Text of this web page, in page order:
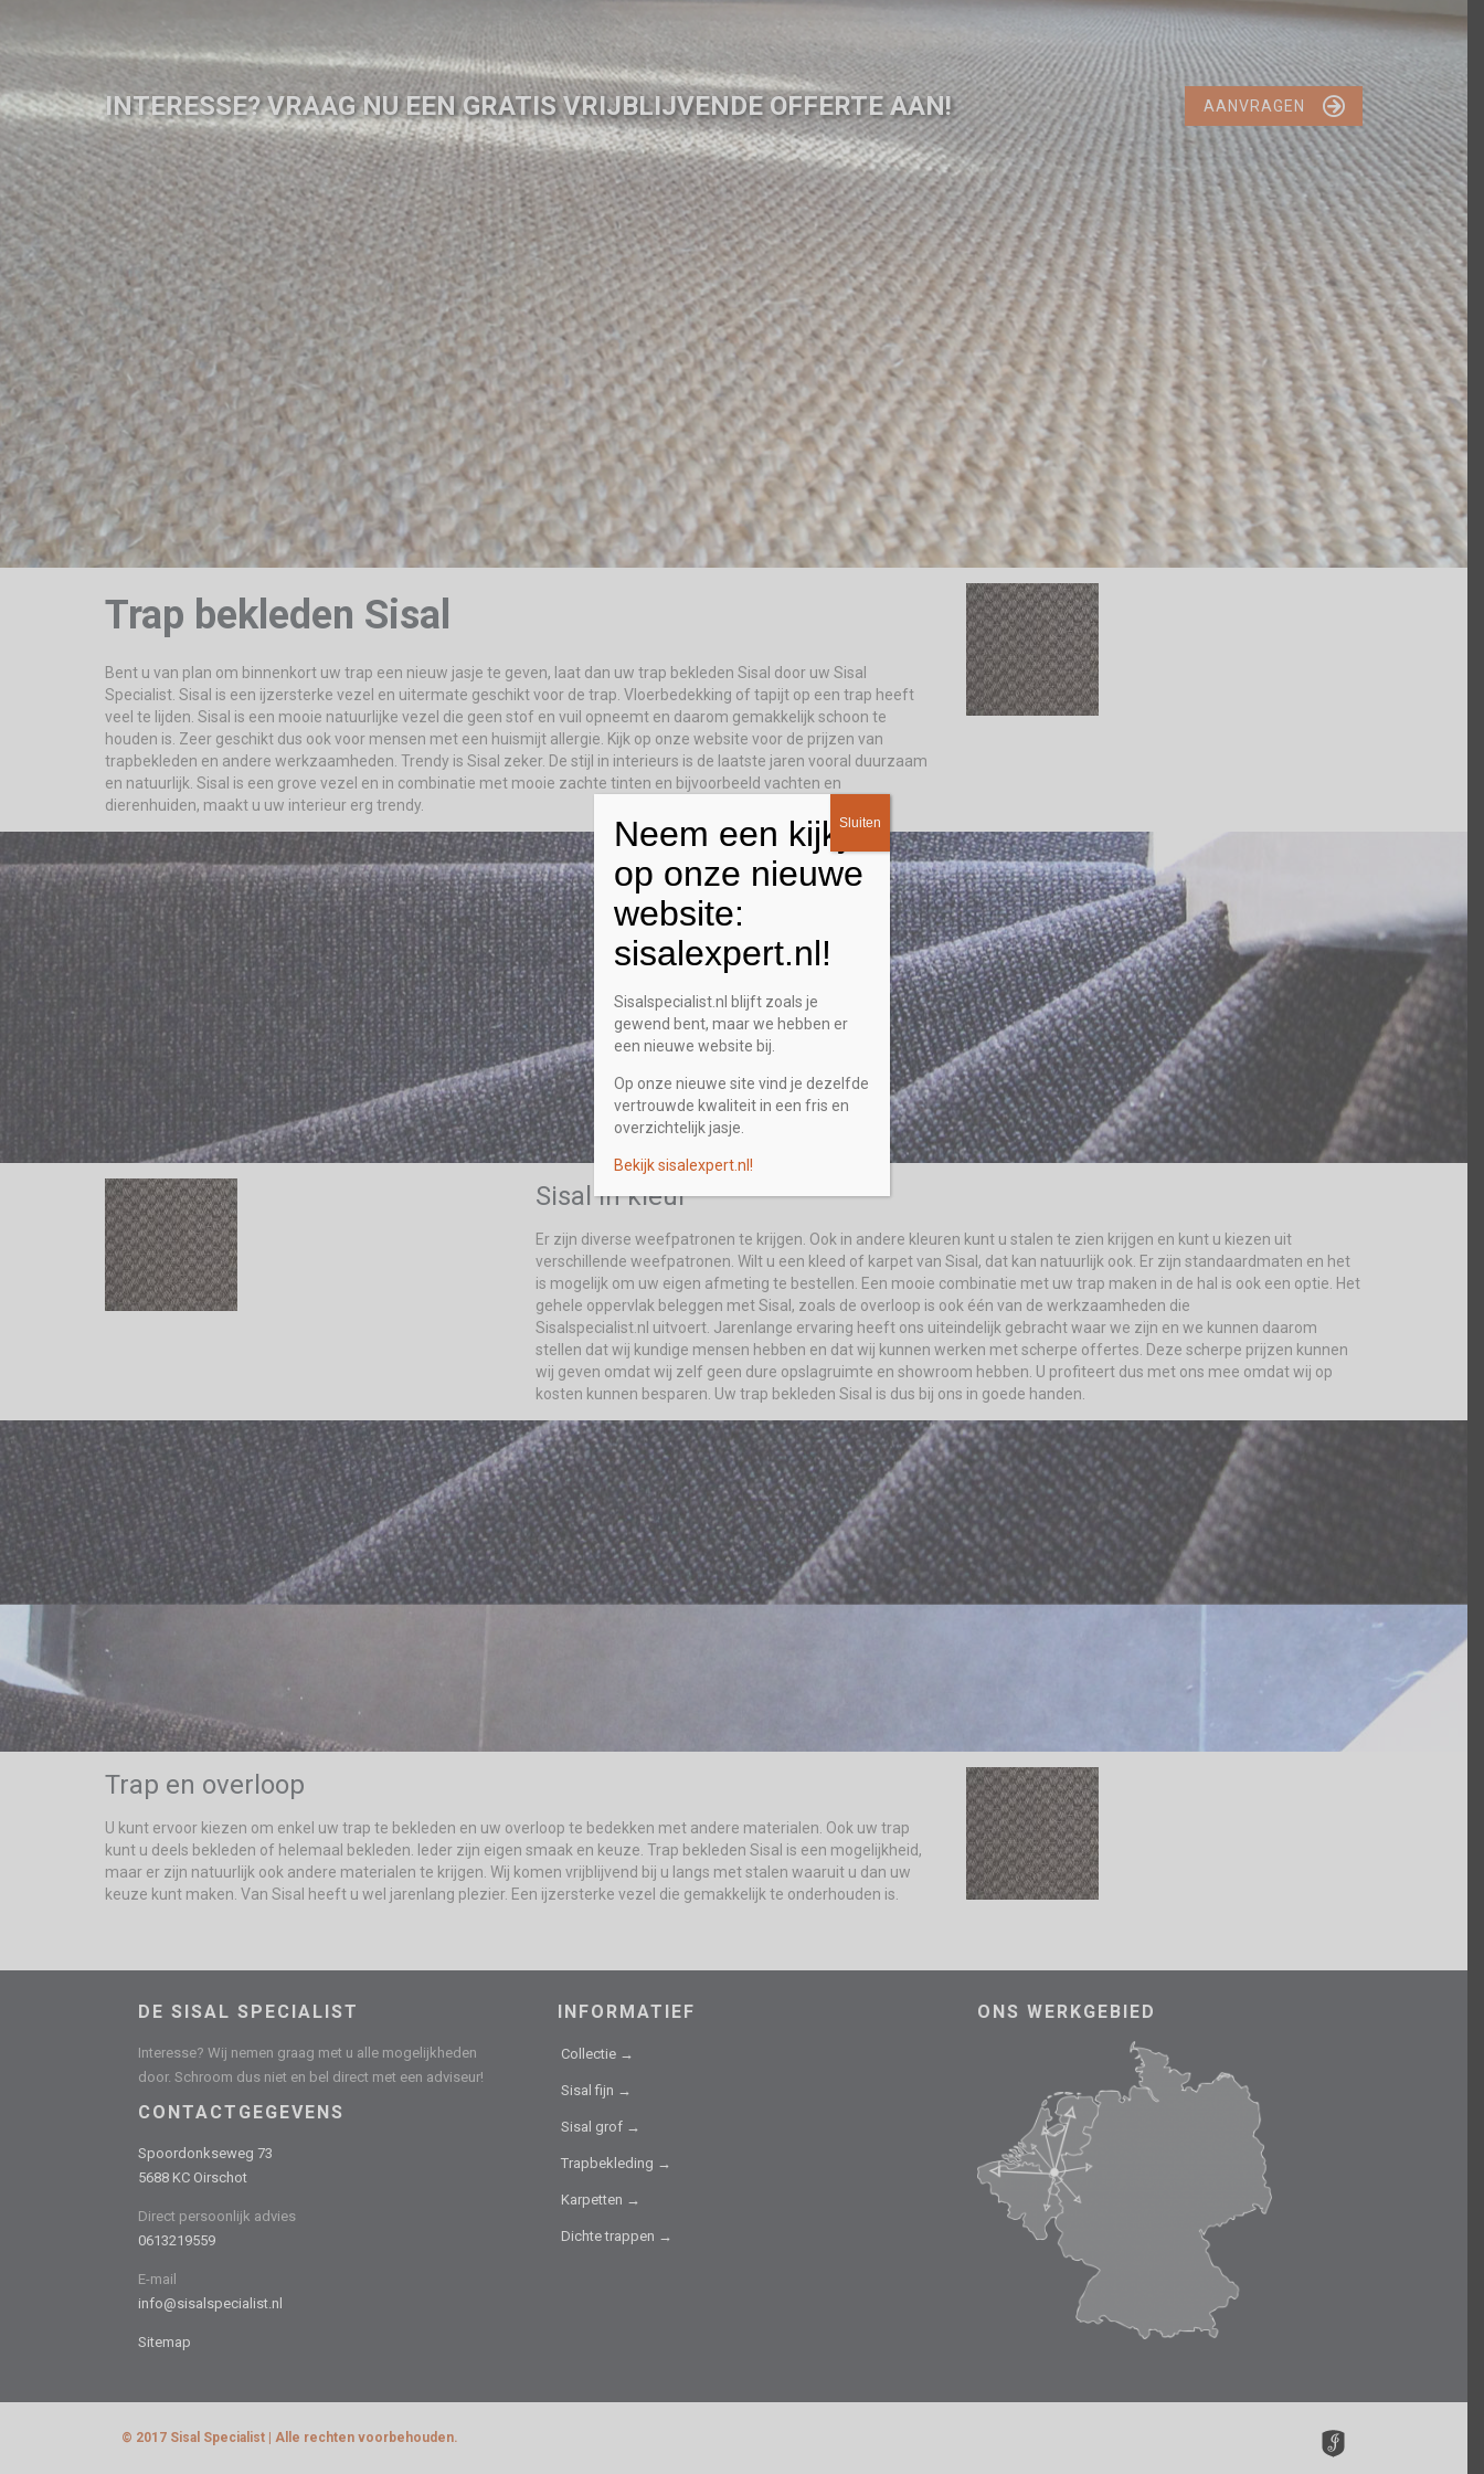
INTERESSE? VRAAG NU EEN GRATIS VRIJBLIJVENDE OFFERTE AAN! AANVRAGEN 
Trap bekleden Sisal
Bent u van plan om binnenkort uw trap een nieuw jasje te geven, laat dan uw trap bekleden Sisal door uw Sisal
Specialist. Sisal is een ijzersterke vezel en uitermate geschikt voor de trap. Vloerbedekking of tapijt op een trap heeft
veel te lijden. Sisal is een mooie natuurlijke vezel die geen stof en vuil opneemt en daarom gemakkelijk schoon te
houden is. Zeer geschikt dus ook voor mensen met een huismijt allergie. Kijk op onze website voor de prijzen van
trapbekleden en andere werkzaamheden. Trendy is Sisal zeker. De stijl in interieurs is de laatste jaren vooral duurzaam
en natuurlijk. Sisal is een grove vezel en in combinatie met mooie zachte tinten en bijvoorbeeld vachten en
dierenhuiden, maakt u uw interieur erg trendy.
Sisal in kleur
Er zijn diverse weefpatronen te krijgen. Ook in andere kleuren kunt u stalen te zien krijgen en kunt u kiezen uit
verschillende weefpatronen. Wilt u een kleed of karpet van Sisal, dat kan natuurlijk ook. Er zijn standaardmaten en het
is mogelijk om uw eigen afmeting te bestellen. Een mooie combinatie met uw trap maken in de hal is ook een optie. Het
gehele oppervlak beleggen met Sisal, zoals de overloop is ook één van de werkzaamheden die
Sisalspecialist.nl uitvoert. Jarenlange ervaring heeft ons uiteindelijk gebracht waar we zijn en we kunnen daarom
stellen dat wij kundige mensen hebben en dat wij kunnen werken met scherpe offertes. Deze scherpe prijzen kunnen
wij geven omdat wij zelf geen dure opslagruimte en showroom hebben. U profiteert dus met ons mee omdat wij op
kosten kunnen besparen. Uw trap bekleden Sisal is dus bij ons in goede handen.
Trap en overloop
U kunt ervoor kiezen om enkel uw trap te bekleden en uw overloop te bedekken met andere materialen. Ook uw trap
kunt u deels bekleden of helemaal bekleden. Ieder zijn eigen smaak en keuze. Trap bekleden Sisal is een mogelijkheid,
maar er zijn natuurlijk ook andere materialen te krijgen. Wij komen vrijblijvend bij u langs met stalen waaruit u dan uw
keuze kunt maken. Van Sisal heeft u wel jarenlang plezier. Een ijzersterke vezel die gemakkelijk te onderhouden is.
DE SISAL SPECIALIST
Interesse? Wij nemen graag met u alle mogelijkheden
door. Schroom dus niet en bel direct met een adviseur!
CONTACTGEGEVENS
Spoordonkseweg 73
5688 KC Oirschot
Direct persoonlijk advies
0613219559
E-mail
info@sisalspecialist.nl
Sitemap
INFORMATIEF
Collectie →
Sisal fijn →
Sisal grof →
Trapbekleding →
Karpetten →
Dichte trappen →
ONS WERKGEBIED
© 2017 Sisal Specialist | Alle rechten voorbehouden.
Neem een kijkje
op onze nieuwe
website:
sisalexpert.nl!
Sisalspecialist.nl blijft zoals je
gewend bent, maar we hebben er
een nieuwe website bij.
Op onze nieuwe site vind je dezelfde
vertrouwde kwaliteit in een fris en
overzichtelijk jasje.
Bekijk sisalexpert.nl!
Sluiten